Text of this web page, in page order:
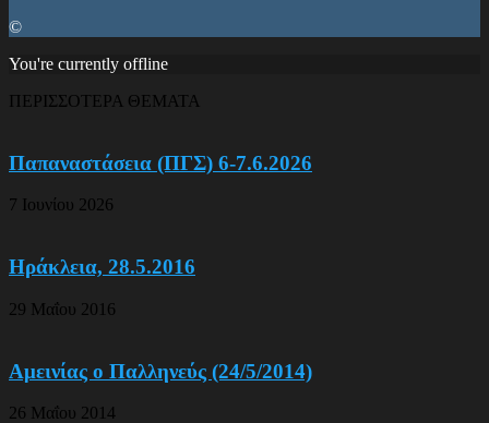
©
You're currently offline
ΠΕΡΙΣΣΟΤΕΡΑ ΘΕΜΑΤΑ
Παπαναστάσεια (ΠΓΣ) 6-7.6.2026
7 Ιουνίου 2026
Ηράκλεια, 28.5.2016
29 Μαΐου 2016
Αμεινίας ο Παλληνεύς (24/5/2014)
26 Μαΐου 2014